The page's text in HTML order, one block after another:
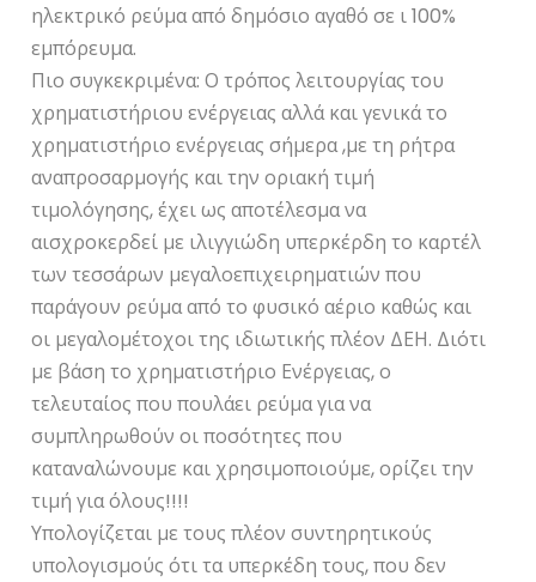
ηλεκτρικό ρεύμα από δημόσιο αγαθό σε ι 100%
εμπόρευμα.
Πιο συγκεκριμένα: Ο τρόπος λειτουργίας του
χρηματιστήριου ενέργειας αλλά και γενικά το
χρηματιστήριο ενέργειας σήμερα ,με τη ρήτρα
αναπροσαρμογής και την οριακή τιμή
τιμολόγησης, έχει ως αποτέλεσμα να
αισχροκερδεί με ιλιγγιώδη υπερκέρδη το καρτέλ
των τεσσάρων μεγαλοεπιχειρηματιών που
παράγουν ρεύμα από το φυσικό αέριο καθώς και
οι μεγαλομέτοχοι της ιδιωτικής πλέον ΔΕΗ. Διότι
με βάση το χρηματιστήριο Ενέργειας, ο
τελευταίος που πουλάει ρεύμα για να
συμπληρωθούν οι ποσότητες που
καταναλώνουμε και χρησιμοποιούμε, ορίζει την
τιμή για όλους!!!!
Υπολογίζεται με τους πλέον συντηρητικούς
υπολογισμούς ότι τα υπερκέδη τους, που δεν